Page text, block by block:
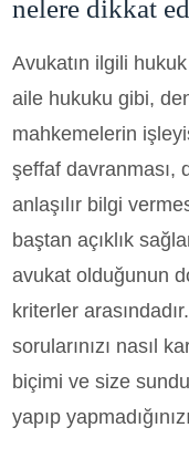
nelere dikkat
Avukatın ilgili
aile hukuku gibi,
mahkemelerin
şeffaf davranması,
anlaşılır bilgi
baştan açıklık
avukat olduğunun
kriterler
sorularınızı nasıl
biçimi ve size
yapıp